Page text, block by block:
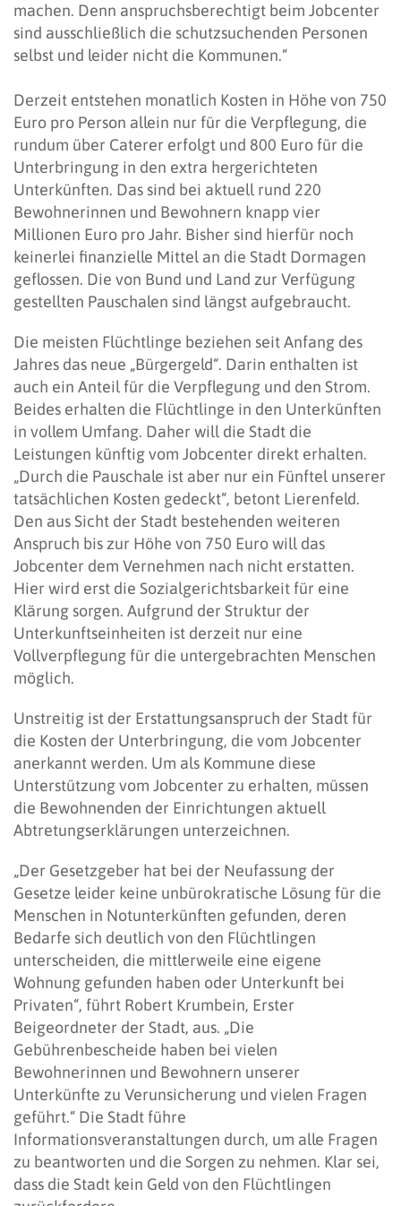
machen. Denn anspruchsberechtigt beim Jobcenter
sind ausschließlich die schutzsuchenden Personen
selbst und leider nicht die Kommunen.“
Derzeit entstehen monatlich Kosten in Höhe von 750
Euro pro Person allein nur für die Verpflegung, die
rundum über Caterer erfolgt und 800 Euro für die
Unterbringung in den extra hergerichteten
Unterkünften. Das sind bei aktuell rund 220
Bewohnerinnen und Bewohnern knapp vier
Millionen Euro pro Jahr. Bisher sind hierfür noch
keinerlei finanzielle Mittel an die Stadt Dormagen
geflossen. Die von Bund und Land zur Verfügung
gestellten Pauschalen sind längst aufgebraucht.
Die meisten Flüchtlinge beziehen seit Anfang des
Jahres das neue „Bürgergeld“. Darin enthalten ist
auch ein Anteil für die Verpflegung und den Strom.
Beides erhalten die Flüchtlinge in den Unterkünften
in vollem Umfang. Daher will die Stadt die
Leistungen künftig vom Jobcenter direkt erhalten.
„Durch die Pauschale ist aber nur ein Fünftel unserer
tatsächlichen Kosten gedeckt“, betont Lierenfeld.
Den aus Sicht der Stadt bestehenden weiteren
Anspruch bis zur Höhe von 750 Euro will das
Jobcenter dem Vernehmen nach nicht erstatten.
Hier wird erst die Sozialgerichtsbarkeit für eine
Klärung sorgen. Aufgrund der Struktur der
Unterkunftseinheiten ist derzeit nur eine
Vollverpflegung für die untergebrachten Menschen
möglich.
Unstreitig ist der Erstattungsanspruch der Stadt für
die Kosten der Unterbringung, die vom Jobcenter
anerkannt werden. Um als Kommune diese
Unterstützung vom Jobcenter zu erhalten, müssen
die Bewohnenden der Einrichtungen aktuell
Abtretungserklärungen unterzeichnen.
„Der Gesetzgeber hat bei der Neufassung der
Gesetze leider keine unbürokratische Lösung für die
Menschen in Notunterkünften gefunden, deren
Bedarfe sich deutlich von den Flüchtlingen
unterscheiden, die mittlerweile eine eigene
Wohnung gefunden haben oder Unterkunft bei
Privaten“, führt Robert Krumbein, Erster
Beigeordneter der Stadt, aus. „Die
Gebührenbescheide haben bei vielen
Bewohnerinnen und Bewohnern unserer
Unterkünfte zu Verunsicherung und vielen Fragen
geführt.“ Die Stadt führe
Informationsveranstaltungen durch, um alle Fragen
zu beantworten und die Sorgen zu nehmen. Klar sei,
dass die Stadt kein Geld von den Flüchtlingen